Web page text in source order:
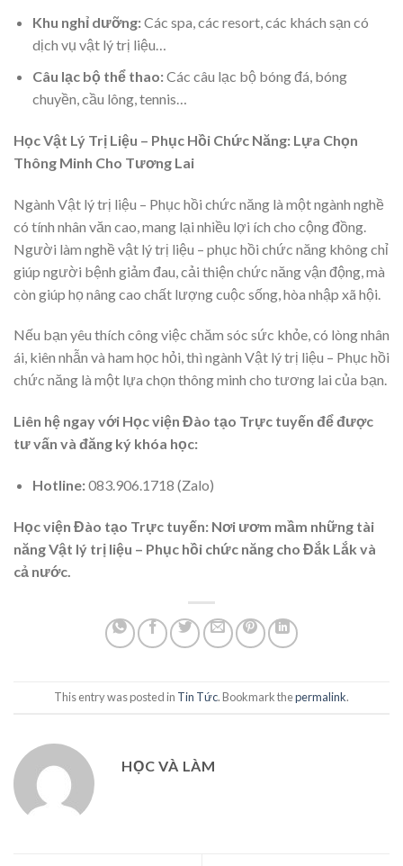
Khu nghỉ dưỡng:Các spa, các resort, các khách sạn có
dịch vụ vật lý trị liệu…
Câu lạc bộ thể thao:Các câu lạc bộ bóng đá, bóng
chuyền, cầu lông, tennis…
Học Vật Lý Trị Liệu – Phục Hồi Chức Năng: Lựa Chọn
Thông Minh Cho Tương Lai
Ngành Vật lý trị liệu – Phục hồi chức năng là một ngành nghề
có tính nhân văn cao, mang lại nhiều lợi ích cho cộng đồng.
Người làm nghề vật lý trị liệu – phục hồi chức năng không chỉ
giúp người bệnh giảm đau, cải thiện chức năng vận động, mà
còn giúp họ nâng cao chất lượng cuộc sống, hòa nhập xã hội.
Nếu bạn yêu thích công việc chăm sóc sức khỏe, có lòng nhân
ái, kiên nhẫn và ham học hỏi, thì ngành Vật lý trị liệu – Phục hồi
chức năng là một lựa chọn thông minh cho tương lai của bạn.
Liên hệ ngay với Học viện Đào tạo Trực tuyến để được
tư vấn và đăng ký khóa học:
Hotline:083.906.1718 (Zalo)
Học viện Đào tạo Trực tuyến: Nơi ươm mầm những tài
năng Vật lý trị liệu – Phục hồi chức năng cho Đắk Lắk và
cả nước.
This entry was posted in Tin Tức. Bookmark thepermalink.
HỌC VÀ LÀM